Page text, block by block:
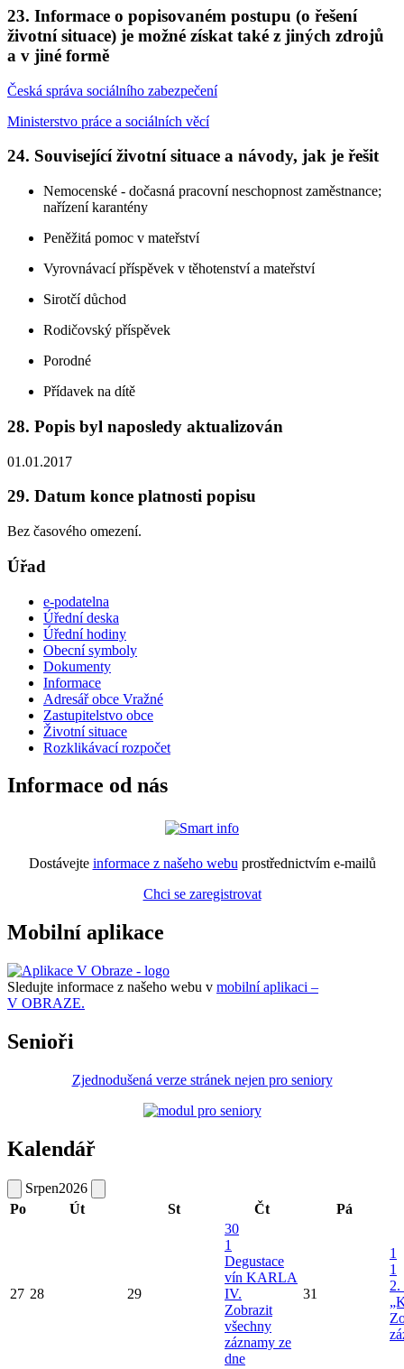
23. Informace o popisovaném postupu (o řešení
životní situace) je možné získat také z jiných zdrojů
a v jiné formě
Česká správa sociálního zabezpečení
Ministerstvo práce a sociálních věcí
24. Související životní situace a návody, jak je řešit
Nemocenské - dočasná pracovní neschopnost zaměstnance;
nařízení karantény
Peněžitá pomoc v mateřství
Vyrovnávací příspěvek v těhotenství a mateřství
Sirotčí důchod
Rodičovský příspěvek
Porodné
Přídavek na dítě
28. Popis byl naposledy aktualizován
01.01.2017
29. Datum konce platnosti popisu
Bez časového omezení.
Úřad
e-podatelna
Úřední deska
Úřední hodiny
Obecní symboly
Dokumenty
Informace
Adresář obce Vražné
Zastupitelstvo obce
Životní situace
Rozklikávací rozpočet
Informace od nás
Dostávejte informace z našeho webu prostřednictvím e-mailů
Chci se zaregistrovat
Mobilní aplikace
Sledujte informace z našeho webu v mobilní aplikaci –
V OBRAZE.
Senioři
Zjednodušená verze stránek nejen pro seniory
Kalendář
Srpen2026
Po
Út St Čt Pá
27 28 29
30
1
Degustace
vín KARLA
IV.
Zobrazit
všechny
záznamy ze
dne
31
1
1
2.